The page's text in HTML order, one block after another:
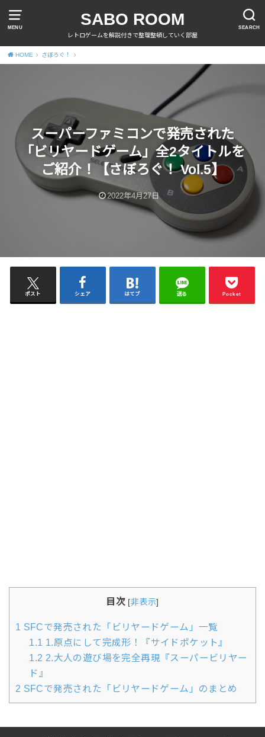
MENU SEARCH
SABO ROOM
レトロゲームを解説付きで整理整頓していく部屋
HOME さぼろぐ！
スーパーファミコンで発売された
「ビリヤードゲーム」全2タイトルを
ご紹介！【さぼろぐ！ Vol.5】
2022年4月27日
ポスト シェア はてブ 送る Pocket
目次 [非表示]
1 SFCで発売された「ビリヤードゲーム」一覧
1.1 1.原点にして完成形！『サイドポケット』
1.2 2.大人の遊び場を完全再現『スーパービリヤー
ド』
2 SFCで発売された「ビリヤードゲーム」のまとめ